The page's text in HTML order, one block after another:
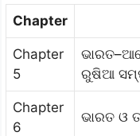
Chapter
Chapter
5
ରୁଷିଆ
Chapter
6
ଭାରତ ଓ